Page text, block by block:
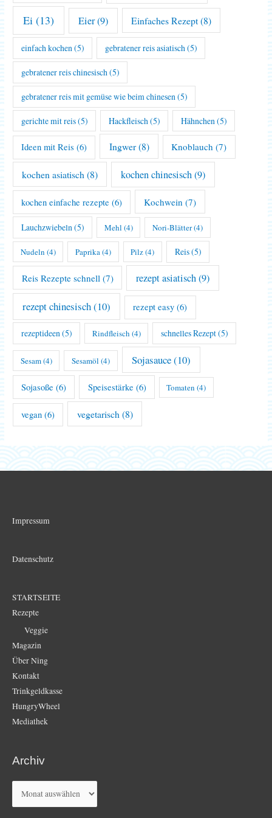
Ei (13) Eier(9) Einfaches Rezept(8)
einfach kochen(5) gebratener reis asiatisch(5)
gebratener reis chinesisch (5)
gebratener reis mit gemüse wie beim chinesen (5)
gerichte mit reis(5) Hackfleisch (5) Hähnchen (5)
Ideen mit Reis (6) Ingwer(8) Knoblauch (7)
kochen asiatisch (8) kochen chinesisch(9)
kochen einfache rezepte (6) Kochwein (7)
Lauchzwiebeln(5) Mehl (4) Nori-Blätter(4)
Nudeln (4) Paprika(4) Pilz(4) Reis(5)
Reis Rezepte schnell (7) rezept asiatisch(9)
rezept chinesisch(10) rezept easy (6)
rezeptideen (5) Rindfleisch (4) schnelles Rezept(5)
Sesam(4) Sesamöl (4) Sojasauce(10)
Sojasoße (6) Speisestärke (6) Tomaten (4)
vegan (6) vegetarisch (8)
Impressum
Datenschutz
STARTSEITE
Rezepte
Veggie
Magazin
Über Ning
Kontakt
Trinkgeldkasse
HungryWheel
Mediathek
Archiv